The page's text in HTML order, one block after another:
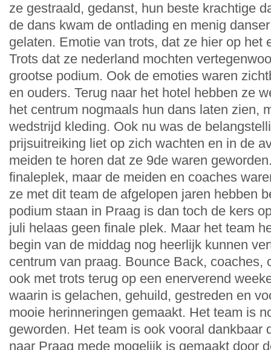
ze gestraald, gedanst, hun beste krachtige
de dans kwam de ontlading en menig
gelaten. Emotie van trots, dat ze hier op het
Trots dat ze nederland mochten
grootse podium. Ook de emoties waren
en ouders. Terug naar het hotel hebben ze
het centrum nogmaals hun dans laten zien,
wedstrijd kleding. Ook nu was de
prijsuitreiking liet op zich wachten en in de
meiden te horen dat ze 9de waren
finaleplek, maar de meiden en coaches
ze met dit team de afgelopen jaren hebben
podium staan in Praag is dan toch de kers
juli helaas geen finale plek. Maar het team
begin van de middag nog heerlijk kunnen
centrum van praag. Bounce Back, coaches,
ook met trots terug op een enerverend
waarin is gelachen, gehuild, gestreden en
mooie herinneringen gemaakt. Het team is
geworden. Het team is ook vooral dankbaar
naar Praag mede mogelijk is gemaakt door